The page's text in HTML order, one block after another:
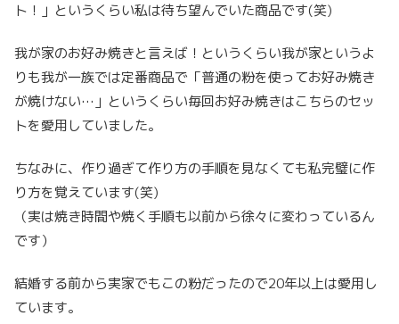
ト！」というくらい私は待ち望んでいた商品です(笑)
我が家のお好み焼きと言えば！というくらい我が家というよ
りも我が一族では定番商品で「普通の粉を使ってお好み焼き
が焼けない…」というくらい毎回お好み焼きはこちらのセッ
トを愛用していました。
ちなみに、作り過ぎて作り方の手順を見なくても私完璧に作
り方を覚えています(笑)
（実は焼き時間や焼く手順も以前から徐々に変わっているん
です）
結婚する前から実家でもこの粉だったので20年以上は愛用し
ています。